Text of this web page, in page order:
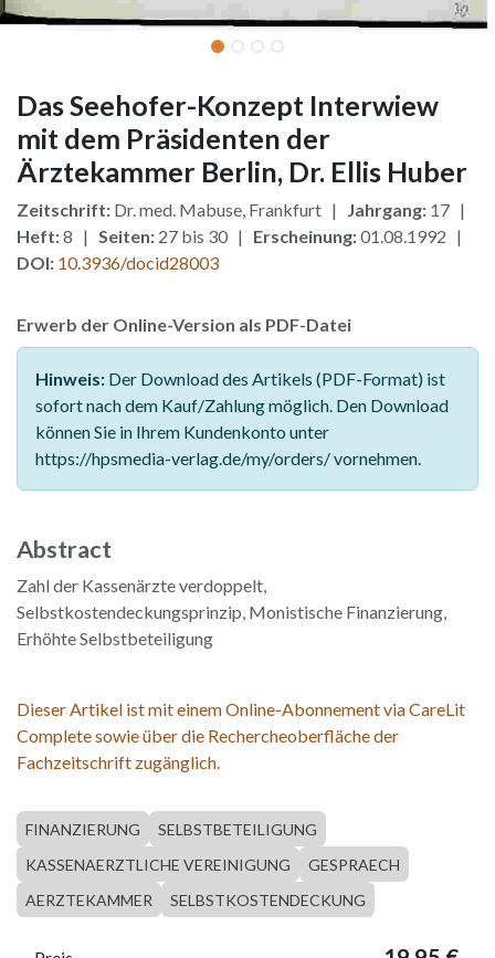
Das Seehofer-Konzept Interwiew
mit dem Präsidenten der
Ärztekammer Berlin, Dr. Ellis Huber
Zeitschrift: Dr. med. Mabuse, Frankfurt | Jahrgang: 17 |
Heft:8 | Seiten: 27 bis 30 | Erscheinung:01.08.1992 |
DOI: 10.3936/docid28003
Erwerb der Online-Version als PDF-Datei
Hinweis: Der Download des Artikels (PDF-Format) ist
sofort nach dem Kauf/Zahlung möglich. Den Download
können Sie in Ihrem Kundenkonto unter
https://hpsmedia-verlag.de/my/orders/ vornehmen.
Abstract
Zahl der Kassenärzte verdoppelt,
Selbstkostendeckungsprinzip, Monistische Finanzierung,
Erhöhte Selbstbeteiligung
Dieser Artikel ist mit einem Online-Abonnement via CareLit
Complete sowie über die Rechercheoberfläche der
Fachzeitschrift zugänglich.
FINANZIERUNG
SELBSTBETEILIGUNG
KASSENAERZTLICHE VEREINIGUNG
GESPRAECH
AERZTEKAMMER
SELBSTKOSTENDECKUNG